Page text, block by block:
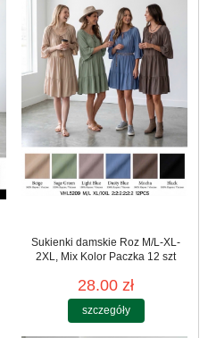
Sukienki damskie Roz M/L-XL-
2XL, Mix Kolor Paczka 12 szt
28.00 zł
szczegóły